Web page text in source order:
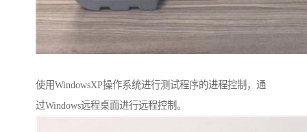
使用WindowsXP操作系统进行测试程序的进程控制，通
过Windows远程桌面进行远程控制。